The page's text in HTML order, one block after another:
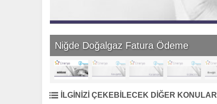
Niğde Doğalgaz Fatura Ödeme
İLGİNİZİ ÇEKEBİLECEK DİĞER KONULAR